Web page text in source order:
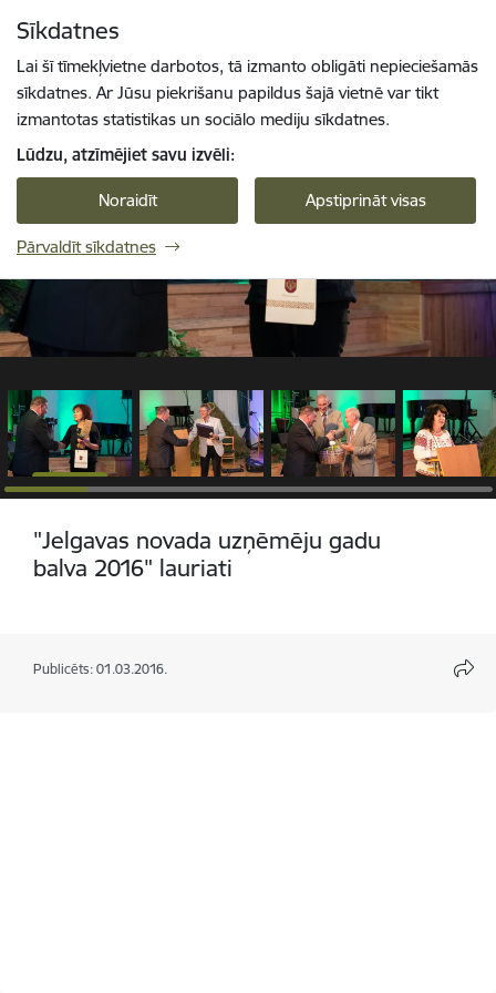
Sīkdatnes
Lai šī tīmekļvietne darbotos, tā izmanto obligāti nepieciešamās
sīkdatnes. Ar Jūsu piekrišanu papildus šajā vietnē var tikt
izmantotas statistikas un sociālo mediju sīkdatnes.
Lūdzu, atzīmējiet savu izvēli:
Noraidīt Apstiprināt visas
Pārvaldīt sīkdatnes
1 / 22
"Jelgavas novada uzņēmēju gadu
balva 2016" lauriati
Publicēts: 01.03.2016.